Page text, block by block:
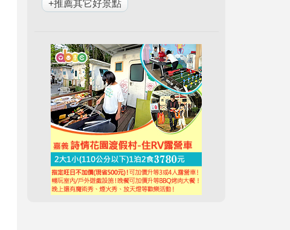
+推薦其它好景點